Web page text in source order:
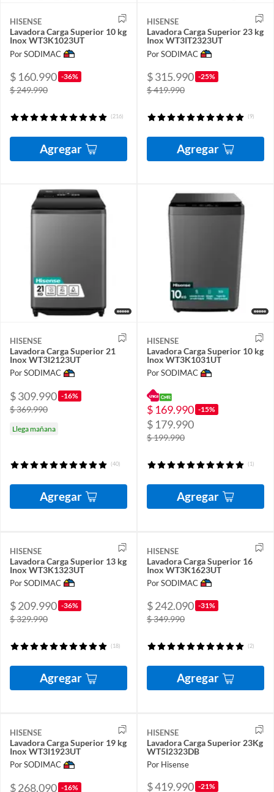
HISENSE
Lavadora Carga Superior 10 kg
Inox WT3K1023UT
Por SODIMAC
$ 160.990 -36%
$ 249.990
(216)
Agregar
HISENSE
Lavadora Carga Superior 23 kg
Inox WT3IT2323UT
Por SODIMAC
$ 315.990 -25%
$ 419.990
(9)
Agregar
HISENSE
Lavadora Carga Superior 21
Inox WT3I2123UT
Por SODIMAC
$ 309.990 -16%
$ 369.990
Llega mañana
(40)
Agregar
HISENSE
Lavadora Carga Superior 10 kg
Inox WT3K1031UT
Por SODIMAC
$ 169.990 -15%
$ 179.990
$ 199.990
(1)
Agregar
HISENSE
Lavadora Carga Superior 13 kg
Inox WT3K1323UT
Por SODIMAC
$ 209.990 -36%
$ 329.990
(18)
Agregar
HISENSE
Lavadora Carga Superior 16
Inox WT3K1623UT
Por SODIMAC
$ 242.090 -31%
$ 349.990
(2)
Agregar
HISENSE
Lavadora Carga Superior 19 kg
Inox WT3I1923UT
Por SODIMAC
$ 268.090 -16%
HISENSE
Lavadora Carga Superior 23Kg
WT5I2323DB
Por Hisense
$ 419.990 -21%